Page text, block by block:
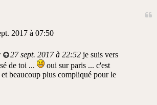
2017 à 07:50
27 sept. 2017 à 22:52 je suis vers
de toi ...
oui sur paris ... c'est
beaucoup plus compliqué pour le